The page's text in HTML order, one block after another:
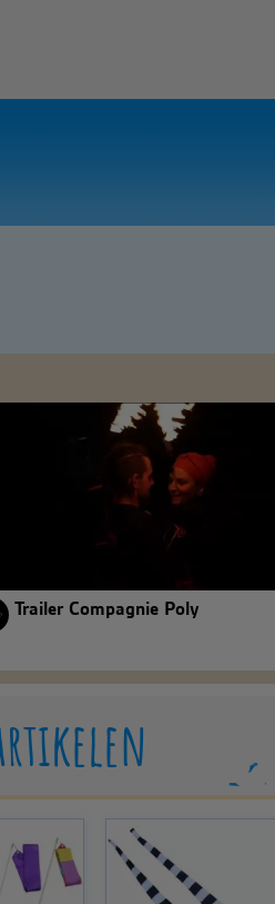
Trailer Compagnie Poly